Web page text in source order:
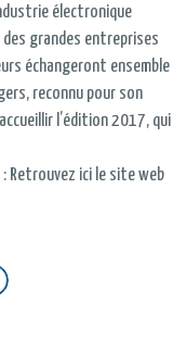
électronique
grandes entreprises
échangeront ensemble
reconnu pour son
l’édition 2017, qui
Retrouvez ici le site web